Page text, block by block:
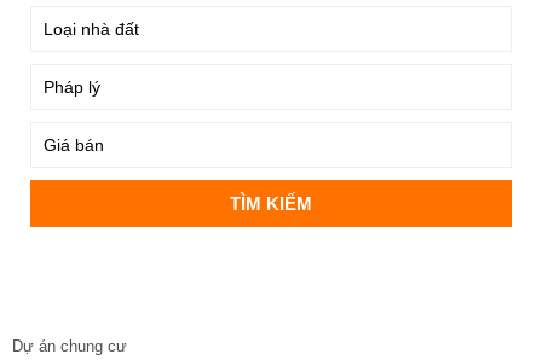
Dự án chung cư